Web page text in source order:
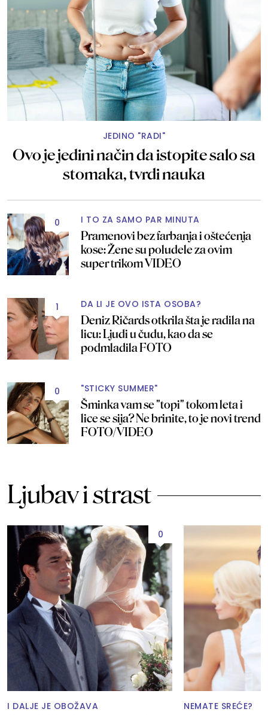
JEDINO "RADI"
Ovo je jedini način da istopite salo sa
stomaka, tvrdi nauka
0 I TO ZA SAMO PAR MINUTA
Pramenovi bez farbanja i oštećenja
kose: Žene su poludele za ovim
super trikom VIDEO
1 DA LI JE OVO ISTA OSOBA?
Deniz Ričards otkrila šta je radila na
licu: Ljudi u čudu, kao da se
podmladila FOTO
0 "STICKY SUMMER"
Šminka vam se "topi" tokom leta i
lice se sija? Ne brinite, to je novi trend
FOTO/VIDEO
Ljubav i strast
0
I DALJE JE OBOŽAVA NEMATE SREĆE?